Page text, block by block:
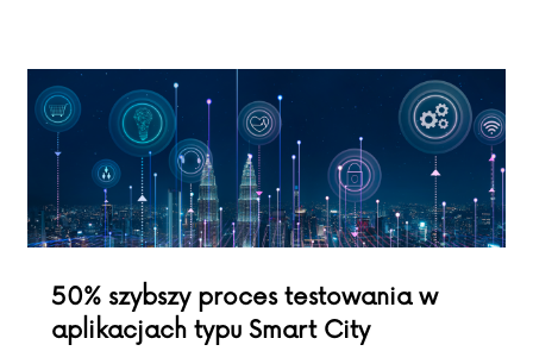
50% szybszy proces testowania w
aplikacjach typu Smart City